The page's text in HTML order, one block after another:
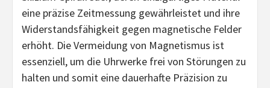
eine präzise Zeitmessung gewährleistet und ihre
Widerstandsfähigkeit gegen magnetische Felder
erhöht. Die Vermeidung von Magnetismus ist
essenziell, um die Uhrwerke frei von Störungen zu
halten und somit eine dauerhafte Präzision zu